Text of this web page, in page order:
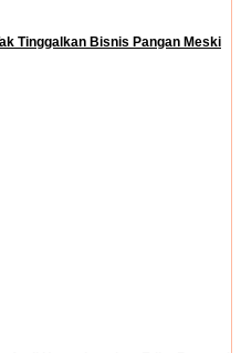
Tinggalkan Bisnis Pangan Meski